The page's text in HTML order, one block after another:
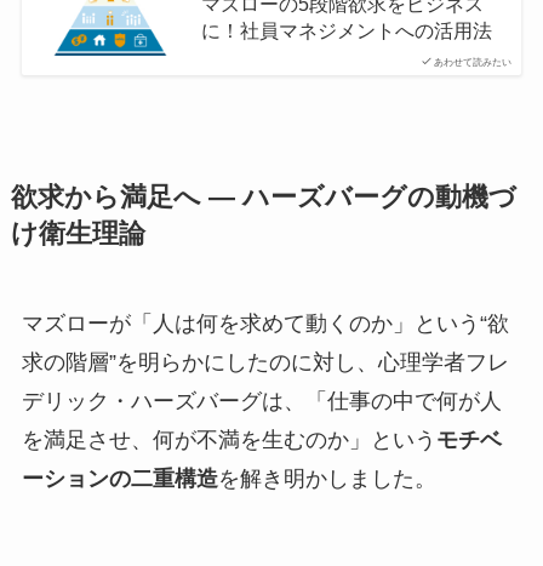
あわせて読みたい
に！社員マネジメントへの活用法
欲求から満足へ ― ハーズバーグの動機づ
け衛生理論
マズローが「人は何を求めて動くのか」という“欲
求の階層”を明らかにしたのに対し、心理学者フレ
デリック・ハーズバーグは、「仕事の中で何が人
を満足させ、何が不満を生むのか」という モチベ
ーションの二重構造を解き明かしました。